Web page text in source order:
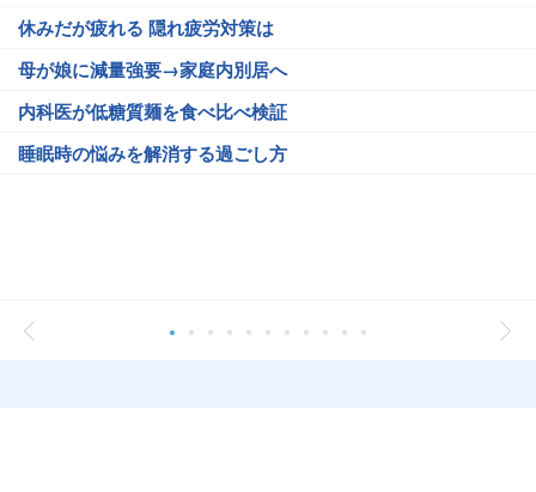
休みだが疲れる 隠れ疲労対策は
母が娘に減量強要→家庭内別居へ
内科医が低糖質麺を食べ比べ検証
睡眠時の悩みを解消する過ごし方